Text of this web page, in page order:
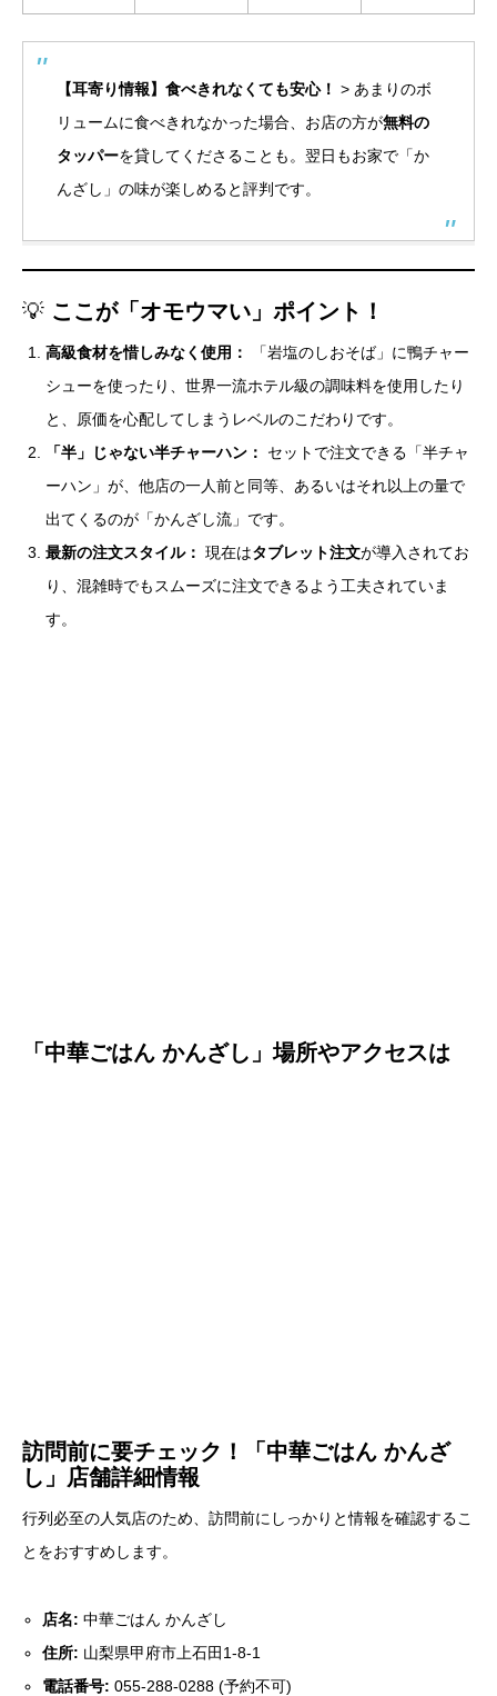
【耳寄り情報】食べきれなくても安心！ > あまりのボ
リュームに食べきれなかった場合、お店の方が無料の
タッパーを貸してくださることも。翌日もお家で「か
んざし」の味が楽しめると評判です。
💡 ここが「オモウマい」ポイント！
高級食材を惜しみなく使用：
「岩塩のしおそば」に鴨チャー
シューを使ったり、世界一流ホテル級の調味料を使用したり
と、原価を心配してしまうレベルのこだわりです。
「半」じゃない半チャーハン：
セットで注文できる「半チャ
ーハン」が、他店の一人前と同等、あるいはそれ以上の量で
出てくるのが「かんざし流」です。
最新の注文スタイル： 現在はタブレット注文が導入されてお
り、混雑時でもスムーズに注文できるよう工夫されていま
す。
「中華ごはん かんざし」場所やアクセスは
訪問前に要チェック！「中華ごはん かんざ
し」店舗詳細情報
行列必至の人気店のため、訪問前にしっかりと情報を確認するこ
とをおすすめします。
店名: 中華ごはん かんざし
住所: 山梨県甲府市上石田1-8-1
電話番号: 055-288-0288 (予約不可)